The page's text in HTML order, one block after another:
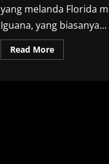
yang melanda Florida
Iguana, yang biasanya...
Read MoreRead
more